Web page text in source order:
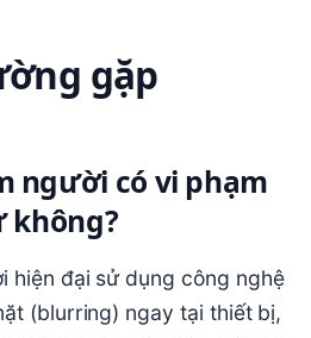
gặp
người có vi phạm
không?
hiện đại sử dụng công nghệ
(blurring) ngay tại thiết bị,